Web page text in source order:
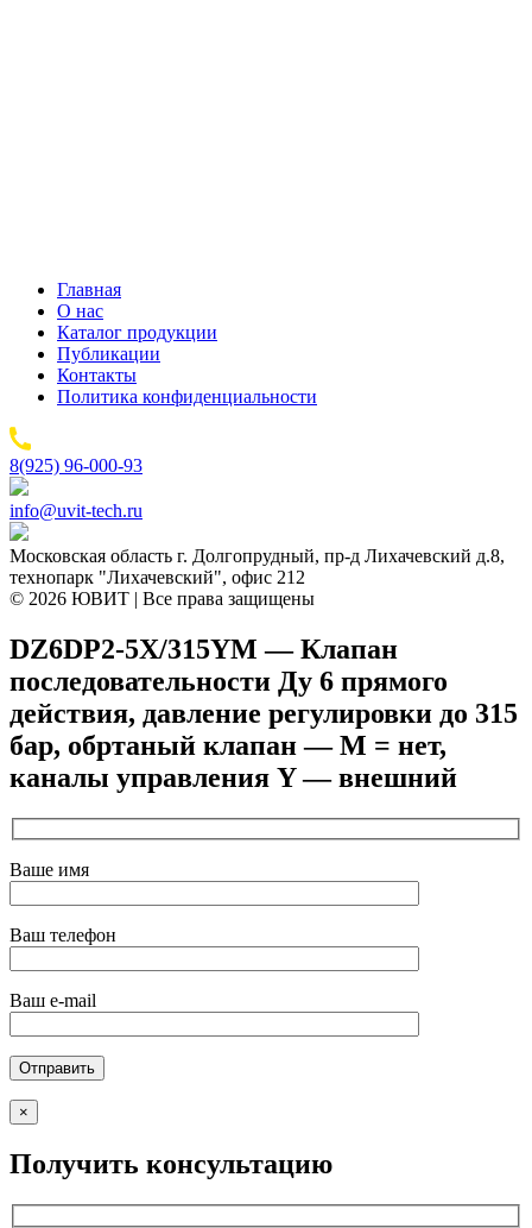
Главная
О нас
Каталог продукции
Публикации
Контакты
Политика конфиденциальности
8(925) 96-000-93
info@uvit-tech.ru
Московская область г. Долгопрудный, пр-д Лихачевский д.8,
технопарк "Лихачевский", офис 212
© 2026 ЮВИТ | Все права защищены
DZ6DP2-5X/315YM — Клапан
последовательности Ду 6 прямого
действия, давление регулировки до 315
бар, обртаный клапан — M = нет,
каналы управления Y — внешний
Ваше имя
Ваш телефон
Ваш e-mail
×
Получить консультацию